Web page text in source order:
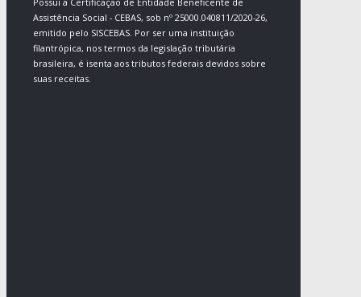
Assistência Social - CEBAS, sob nº 25000.040811/2020-26,
emitido pelo SISCEBAS. Por ser uma instituição
filantrópica, nos termos da legislação tributária
brasileira, é isenta aos tributos federais devidos sobre
suas receitas.